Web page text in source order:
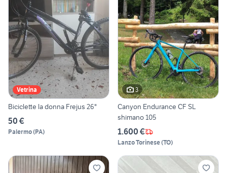
Vetrina
Biciclette la donna Frejus 26"
50 €
Palermo(PA)
3
Canyon Endurance CF SL
shimano 105
1.600 €
Lanzo Torinese(TO)